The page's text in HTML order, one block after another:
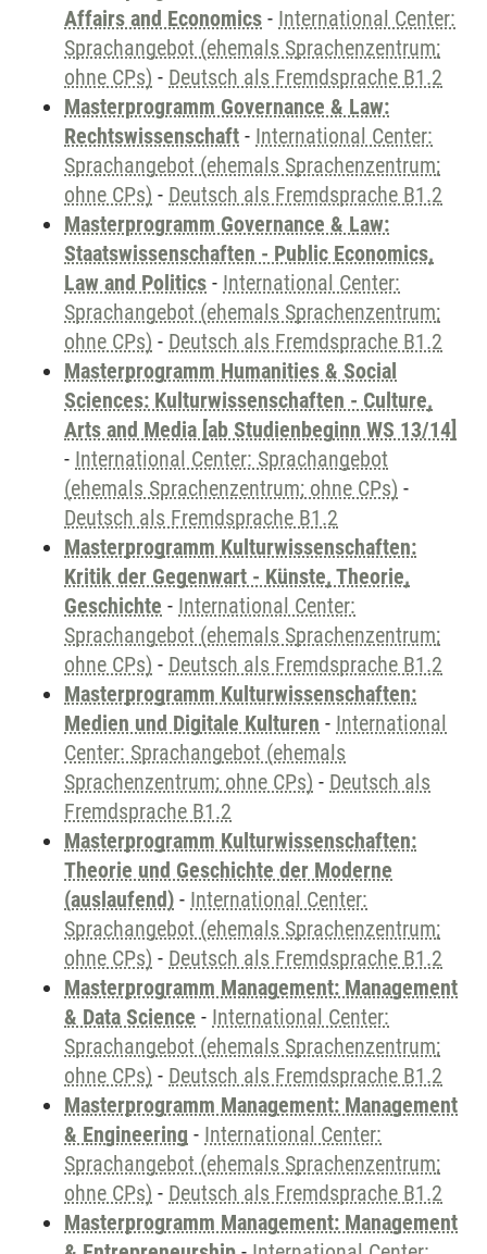
Affairs and Economics - International Center:
Sprachangebot (ehemals Sprachenzentrum;
ohne CPs) - Deutsch als Fremdsprache B1.2
Masterprogramm Governance & Law:
Rechtswissenschaft - International Center:
Sprachangebot (ehemals Sprachenzentrum;
ohne CPs) - Deutsch als Fremdsprache B1.2
Masterprogramm Governance & Law:
Staatswissenschaften - Public Economics,
Law and Politics - International Center:
Sprachangebot (ehemals Sprachenzentrum;
ohne CPs) - Deutsch als Fremdsprache B1.2
Masterprogramm Humanities & Social
Sciences: Kulturwissenschaften - Culture,
Arts and Media [ab Studienbeginn WS 13/14]
- International Center: Sprachangebot
(ehemals Sprachenzentrum; ohne CPs) -
Deutsch als Fremdsprache B1.2
Masterprogramm Kulturwissenschaften:
Kritik der Gegenwart - Künste, Theorie,
Geschichte - International Center:
Sprachangebot (ehemals Sprachenzentrum;
ohne CPs) - Deutsch als Fremdsprache B1.2
Masterprogramm Kulturwissenschaften:
Medien und Digitale Kulturen - International
Center: Sprachangebot (ehemals
Sprachenzentrum; ohne CPs) - Deutsch als
Fremdsprache B1.2
Masterprogramm Kulturwissenschaften:
Theorie und Geschichte der Moderne
(auslaufend) - International Center:
Sprachangebot (ehemals Sprachenzentrum;
ohne CPs) - Deutsch als Fremdsprache B1.2
Masterprogramm Management: Management
& Data Science - International Center:
Sprachangebot (ehemals Sprachenzentrum;
ohne CPs) - Deutsch als Fremdsprache B1.2
Masterprogramm Management: Management
& Engineering - International Center:
Sprachangebot (ehemals Sprachenzentrum;
ohne CPs) - Deutsch als Fremdsprache B1.2
Masterprogramm Management: Management